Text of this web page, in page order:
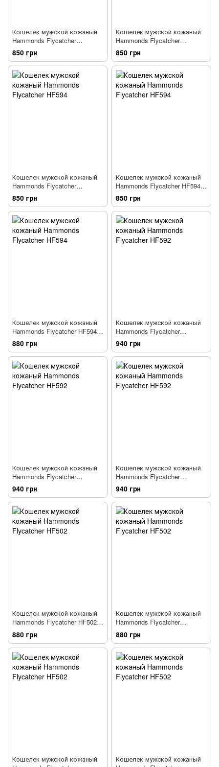
Кошелек мужской кожаный
Hammonds Flycatcher
HF594MH коричневый
850 грн
Кошелек мужской кожаный
Hammonds Flycatcher
HF594_BNL синий
850 грн
Кошелек мужской кожаный
Hammonds Flycatcher
HF594_GRN зеленый
850 грн
Кошелек мужской кожаный
Hammonds Flycatcher HF594
BR коричневый
850 грн
Кошелек мужской кожаный
Hammonds Flycatcher HF594
SHD TN коричневый
880 грн
Кошелек мужской кожаный
Hammonds Flycatcher
HF592BLK черный
940 грн
Кошелек мужской кожаный
Hammonds Flycatcher
HF592LNBR темно-
коричневый
940 грн
Кошелек мужской кожаный
Hammonds Flycatcher
HF592BNL синий
940 грн
Кошелек мужской кожаный
Hammonds Flycatcher HF502
BLK черный
880 грн
Кошелек мужской кожаный
Hammonds Flycatcher
HF502_BU синий
880 грн
Кошелек мужской кожаный
Кошелек мужской кожаный